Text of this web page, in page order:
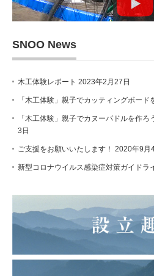
SNOO News
木工体験レポート 2023年2月27日
「木工体験」親子でカッティングボード
「木工体験」親子でカヌーパドルを作ろ
3日
ご支援をお願いいたします！ 2020年9月
新型コロナウイルス感染症対策ガイドラ